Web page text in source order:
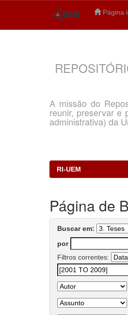
Página
A missão do
reunir, preservar e
administrativa) da
RI-UEM
Página de
Buscar em:
por
Filtros correntes: